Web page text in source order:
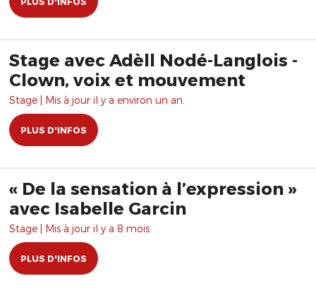
Stage avec Adèll Nodé-Langlois -
Clown, voix et mouvement
Stage | Mis à jour il y a environ un an.
PLUS D'INFOS
« De la sensation à l’expression »
avec Isabelle Garcin
Stage | Mis à jour il y a 8 mois.
PLUS D'INFOS